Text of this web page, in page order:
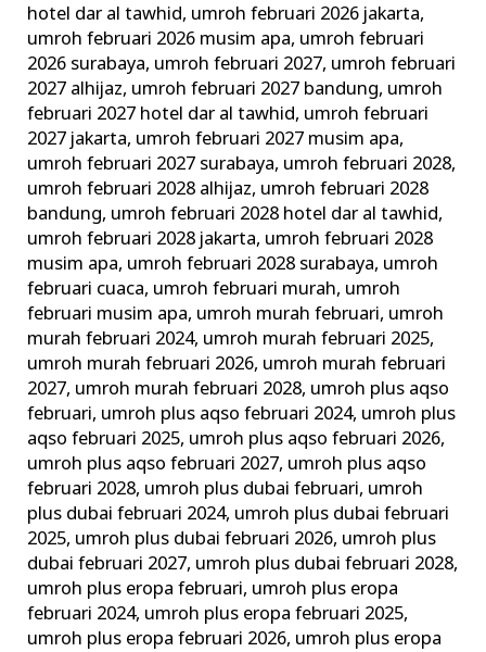
hotel dar al tawhid, umroh februari 2026 jakarta,
umroh februari 2026 musim apa, umroh februari
2026 surabaya, umroh februari 2027, umroh februari
2027 alhijaz, umroh februari 2027 bandung, umroh
februari 2027 hotel dar al tawhid, umroh februari
2027 jakarta, umroh februari 2027 musim apa,
umroh februari 2027 surabaya, umroh februari 2028,
umroh februari 2028 alhijaz, umroh februari 2028
bandung, umroh februari 2028 hotel dar al tawhid,
umroh februari 2028 jakarta, umroh februari 2028
musim apa, umroh februari 2028 surabaya, umroh
februari cuaca, umroh februari murah, umroh
februari musim apa, umroh murah februari, umroh
murah februari 2024, umroh murah februari 2025,
umroh murah februari 2026, umroh murah februari
2027, umroh murah februari 2028, umroh plus aqso
februari, umroh plus aqso februari 2024, umroh plus
aqso februari 2025, umroh plus aqso februari 2026,
umroh plus aqso februari 2027, umroh plus aqso
februari 2028, umroh plus dubai februari, umroh
plus dubai februari 2024, umroh plus dubai februari
2025, umroh plus dubai februari 2026, umroh plus
dubai februari 2027, umroh plus dubai februari 2028,
umroh plus eropa februari, umroh plus eropa
februari 2024, umroh plus eropa februari 2025,
umroh plus eropa februari 2026, umroh plus eropa